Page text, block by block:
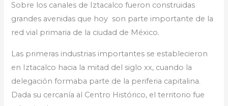
Sobre los canales de Iztacalco fueron construidas
grandes avenidas que hoy son parte importante de la
red vial primaria de la ciudad de México.
Las primeras industrias importantes se establecieron
en Iztacalco hacia la mitad del siglo xx, cuando la
delegación formaba parte de la periferia capitalina.
Dada su cercanía al Centro Histórico, el territorio fue